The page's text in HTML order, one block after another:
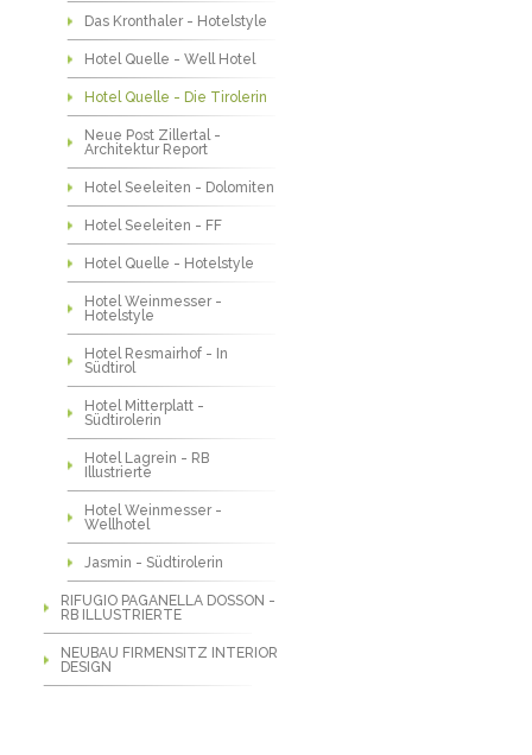
Das Kronthaler - Hotelstyle
Hotel Quelle - Well Hotel
Hotel Quelle - Die Tirolerin
Neue Post Zillertal -
Architektur Report
Hotel Seeleiten - Dolomiten
Hotel Seeleiten - FF
Hotel Quelle - Hotelstyle
Hotel Weinmesser -
Hotelstyle
Hotel Resmairhof - In
Südtirol
Hotel Mitterplatt -
Südtirolerin
Hotel Lagrein - RB
Illustrierte
Hotel Weinmesser -
Wellhotel
Jasmin - Südtirolerin
RIFUGIO PAGANELLA DOSSON -
RB ILLUSTRIERTE
NEUBAU FIRMENSITZ INTERIOR
DESIGN